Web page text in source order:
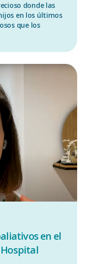
donde las
en los últimos
que los
en el
Hospital